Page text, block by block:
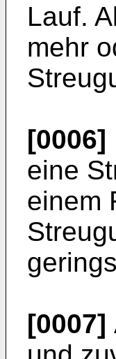
Lauf.
mehr
[0006]
eine
einem
[0007]